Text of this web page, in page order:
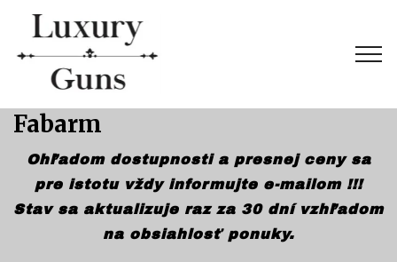
Fabarm
Ohľadom dostupnosti a presnej ceny sa
pre istotu vždy informujte e-mailom !!!
Stav sa aktualizuje raz za 30 dní vzhľadom
na obsiahlosť ponuky.